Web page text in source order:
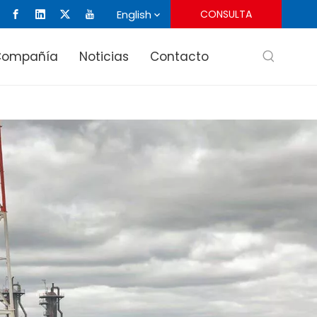
English CONSULTA
Noticias Contacto